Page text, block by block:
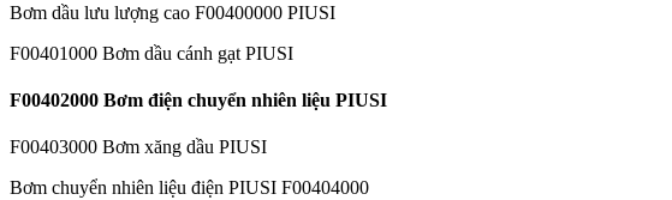
Bơm dầu lưu lượng cao F00400000 PIUSI
F00401000 Bơm dầu cánh gạt PIUSI
F00402000 Bơm điện chuyển nhiên liệu PIUSI
F00403000 Bơm xăng dầu PIUSI
Bơm chuyển nhiên liệu điện PIUSI F00404000